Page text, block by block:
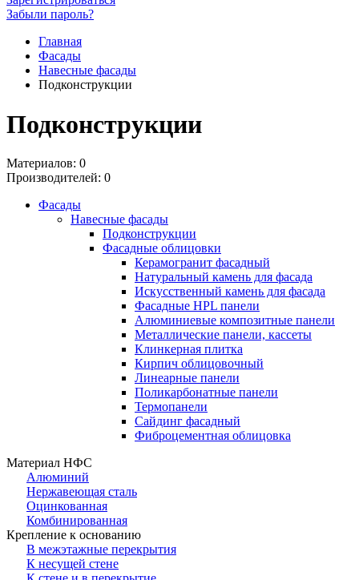
Забыли пароль?
Главная
Фасады
Навесные фасады
Подконструкции
Подконструкции
Материалов: 0
Производителей: 0
Фасады
Навесные фасады
Подконструкции
Фасадные облицовки
Керамогранит фасадный
Натуральный камень для фасада
Искусственный камень для фасада
Фасадные HPL панели
Алюминиевые композитные панели
Металлические панели, кассеты
Клинкерная плитка
Кирпич облицовочный
Линеарные панели
Поликарбонатные панели
Термопанели
Сайдинг фасадный
Фиброцементная облицовка
Материал НФС
Алюминий
Нержавеющая сталь
Оцинкованная
Комбинированная
Крепление к основанию
В межэтажные перекрытия
К несущей стене